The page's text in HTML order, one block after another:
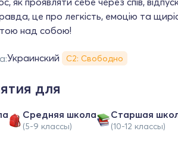
це про легкість, емоцію та
над собою!
Украинский С2: Свободно
для
Средняя школа
(5-9 классы)
Cтаршая
(10-12 классы)